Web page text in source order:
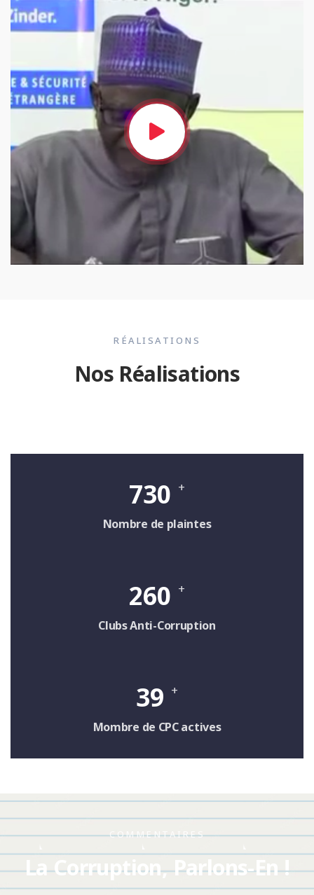
RÉALISATIONS
Nos Réalisations
730 +
Nombre de plaintes
260 +
Clubs Anti-Corruption
39 +
Mombre de CPC actives
COMMENTAIRES
La Corruption, Parlons-En !